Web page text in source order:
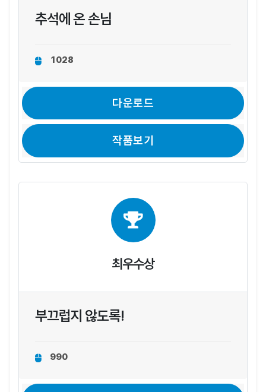
추석에 온 손님
1028
다운로드
작품보기
최우수상
부끄럽지 않도록!
990